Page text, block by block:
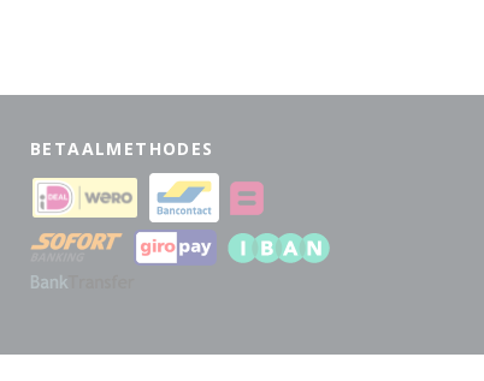
BETAALMETHODES